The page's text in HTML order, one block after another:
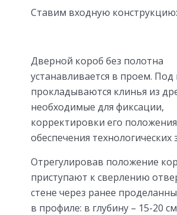
Ставим входную конструкцию:
Дверной короб без полотна
устанавливается в проем. Под
прокладываются клинья из
необходимые для фиксации,
корректировки его
обеспечения технологических
Отрегулировав положение
приступают к сверлению
стене через ранее
в профиле: в глубину – 15-20